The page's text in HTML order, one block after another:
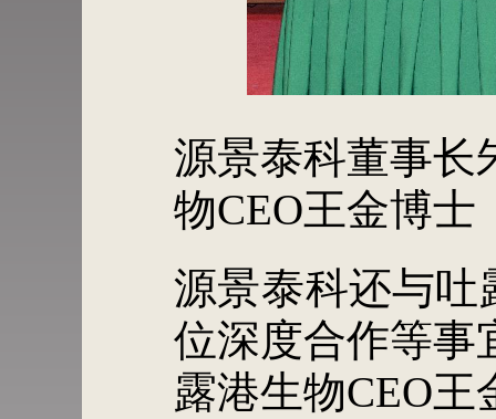
源景泰科董事长
物CEO王金博士
源景泰科还与吐
位深度合作等事
露港生物CEO王